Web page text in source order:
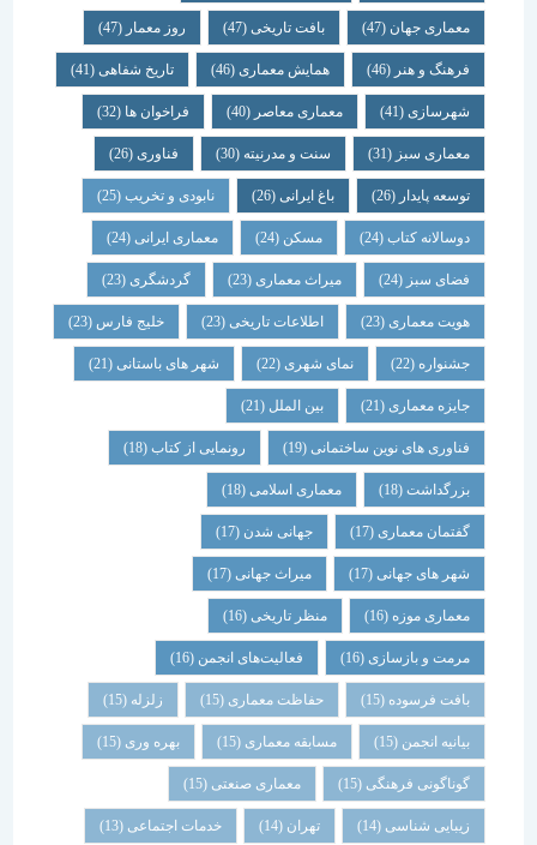
معماری جهان (47) بافت تاریخی(47) روز معمار(47)
فرهنگ و هنر(46) همایش معماری (46) تاریخ شفاهی (41)
شهرسازی(41) معماری معاصر(40) فراخوان ها (32)
معماری سبز(31) سنت و مدرنیته(30) فناوری (26)
توسعه پایدار(26) باغ ایرانی(26) نابودی و تخریب(25)
دوسالانه کتاب(24) مسکن (24) معماری ایرانی(24)
فضای سبز(24) میراث معماری (23) گردشگری (23)
هویت معماری (23) اطلاعات تاریخی(23) خلیج فارس(23)
جشنواره(22) نمای شهری(22) شهر های باستانی (21)
جایزه معماری (21) بین الملل(21)
فناوری های نوین ساختمانی(19) رونمایی از کتاب (18)
بزرگداشت (18) معماری اسلامی(18)
گفتمان معماری (17) جهانی شدن(17)
شهر های جهانی(17) میراث جهانی(17)
معماری موزه(16) منظر تاریخی (16)
مرمت و بازسازی(16) فعالیت‌های انجمن(16)
بافت فرسوده (15) حفاظت معماری (15) زلزله
بیانیه انجمن(15) مسابقه معماری (15) بهره وری(15)
گوناگونی فرهنگی (15) معماری صنعتی(15)
زیبایی شناسی (14) تهران خدمات اجتماعی (13)